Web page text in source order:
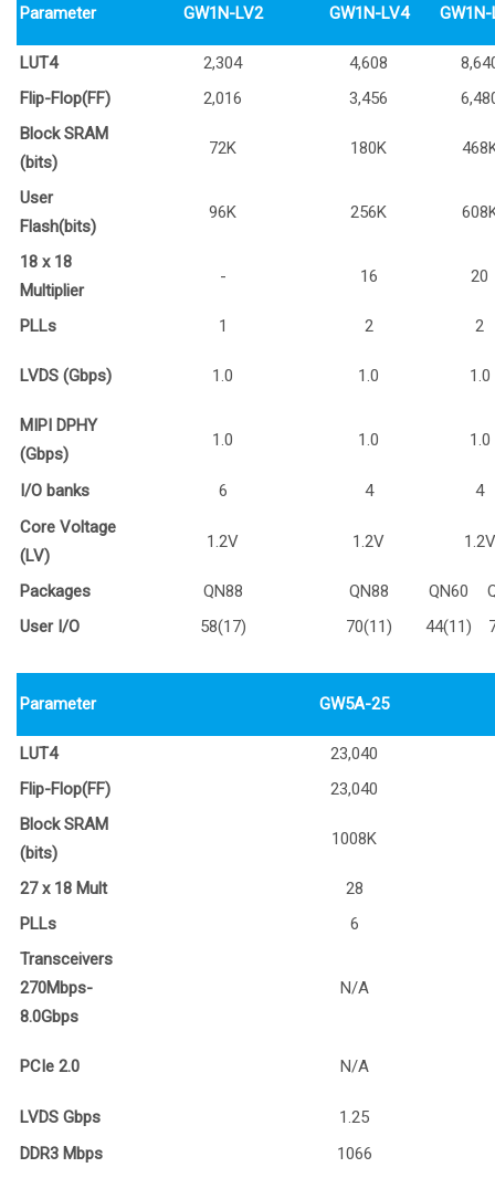
Parameter GW1N-LV2 GW1N-LV4
LUT4 2,304 4,608
Flip-Flop(FF)
2,016 3,456
Block SRAM
(bits)
72K 180K
User
Flash(bits)
96K 256K
18 x 18
Multiplier
- 16 20
PLLs 1 2 2
LVDS (Gbps) 1.0 1.0 1.0
MIPI DPHY
(Gbps)
1.0 1.0 1.0
I/O banks 6 4
4
Core Voltage
(LV)
1.2V 1.2V 1.2V
Packages QN88 QN88 QN60
User I/O
58(17) 70(11) 44(11)
Parameter GW5A-25
LUT4
23,040
Flip-Flop(FF)
23,040
Block SRAM
(bits)
1008K
27 x 18 Mult
28
PLLs
6
Transceivers
270Mbps-
8.0Gbps
N/A
PCIe 2.0 N/A
LVDS Gbps
1.25
DDR3 Mbps
1066